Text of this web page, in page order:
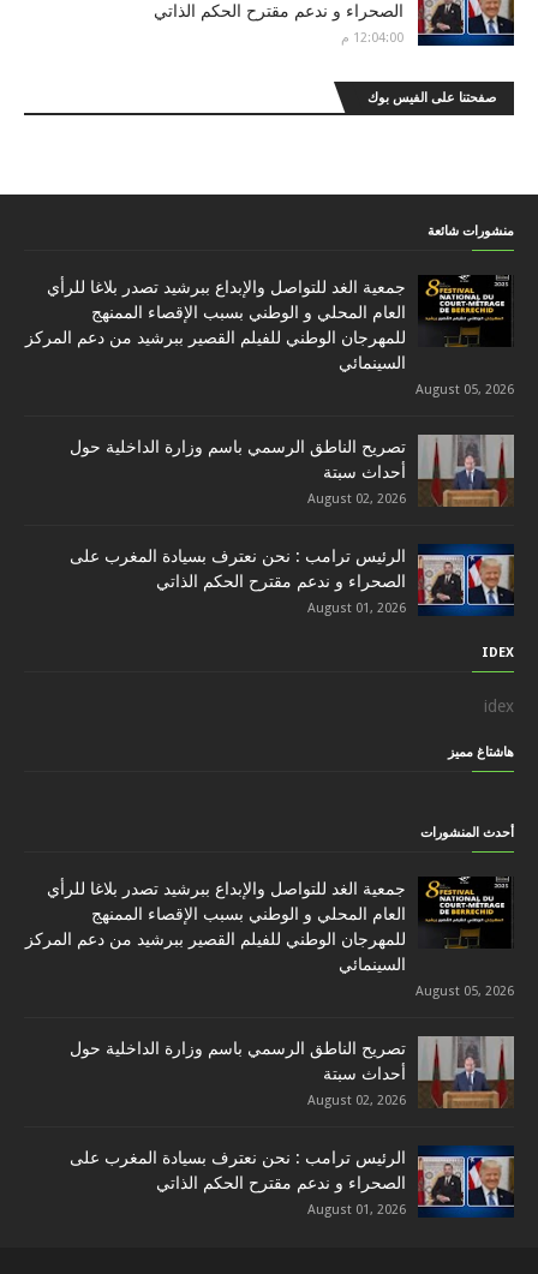
الصحراء و ندعم مقترح الحكم الذاتي
12:04:00 م
صفحتنا على الفيس بوك
منشورات شائعة
جمعية الغد للتواصل والإبداع ببرشيد تصدر بلاغا للرأي
العام المحلي و الوطني بسبب الإقصاء الممنهج
للمهرجان الوطني للفيلم القصير ببرشيد من دعم المركز
السينمائي
August 05, 2026
تصريح الناطق الرسمي باسم وزارة الداخلية حول
أحداث سبتة
August 02, 2026
الرئيس ترامب : نحن نعترف بسيادة المغرب على
الصحراء و ندعم مقترح الحكم الذاتي
August 01, 2026
IDEX
idex
هاشتاغ مميز
أحدث المنشورات
جمعية الغد للتواصل والإبداع ببرشيد تصدر بلاغا للرأي
العام المحلي و الوطني بسبب الإقصاء الممنهج
للمهرجان الوطني للفيلم القصير ببرشيد من دعم المركز
السينمائي
August 05, 2026
تصريح الناطق الرسمي باسم وزارة الداخلية حول
أحداث سبتة
August 02, 2026
الرئيس ترامب : نحن نعترف بسيادة المغرب على
الصحراء و ندعم مقترح الحكم الذاتي
August 01, 2026